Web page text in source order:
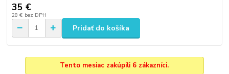
35 €
28 € bez DPH
Pridať do košíka
Tento mesiac zakúpili 6 zákazníci.